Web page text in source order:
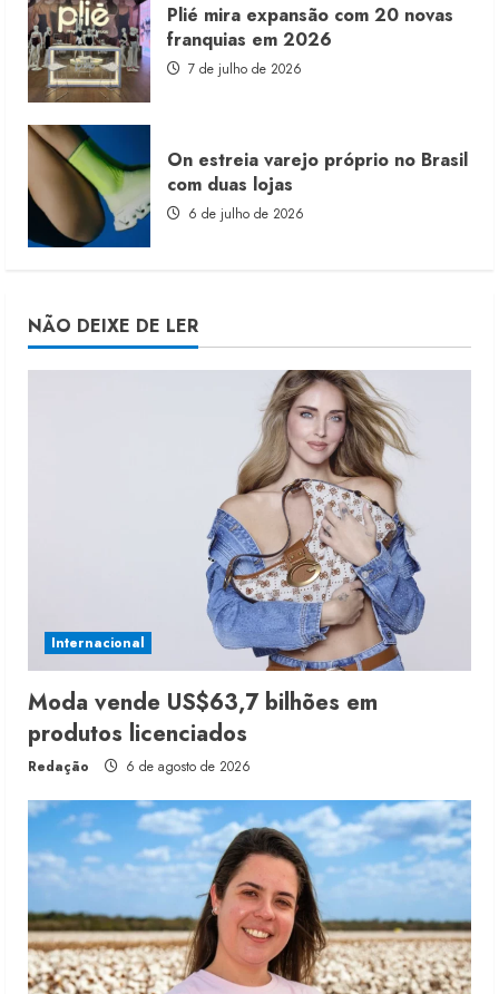
Plié mira expansão com 20 novas
franquias em 2026
7 de julho de 2026
On estreia varejo próprio no Brasil
com duas lojas
6 de julho de 2026
NÃO DEIXE DE LER
Internacional
Moda vende US$63,7 bilhões em
produtos licenciados
Redação 6 de agosto de 2026